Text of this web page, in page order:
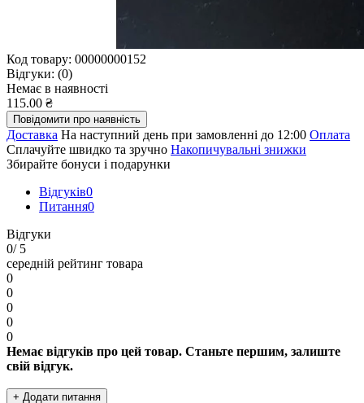
Код товару: 00000000152
Відгуки: (0)
Немає в наявності
115.00 ₴
Повідомити про наявність
Доставка На наступний день при замовленні до 12:00 Оплата
Сплачуйте швидко та зручно Накопичувальні знижки
Збирайте бонуси і подарунки
Відгуків0
Питання0
Відгуки
0/ 5
середній рейтинг товара
0
0
0
0
0
Немає відгуків про цей товар. Станьте першим, залиште
свій відгук.
+ Додати питання